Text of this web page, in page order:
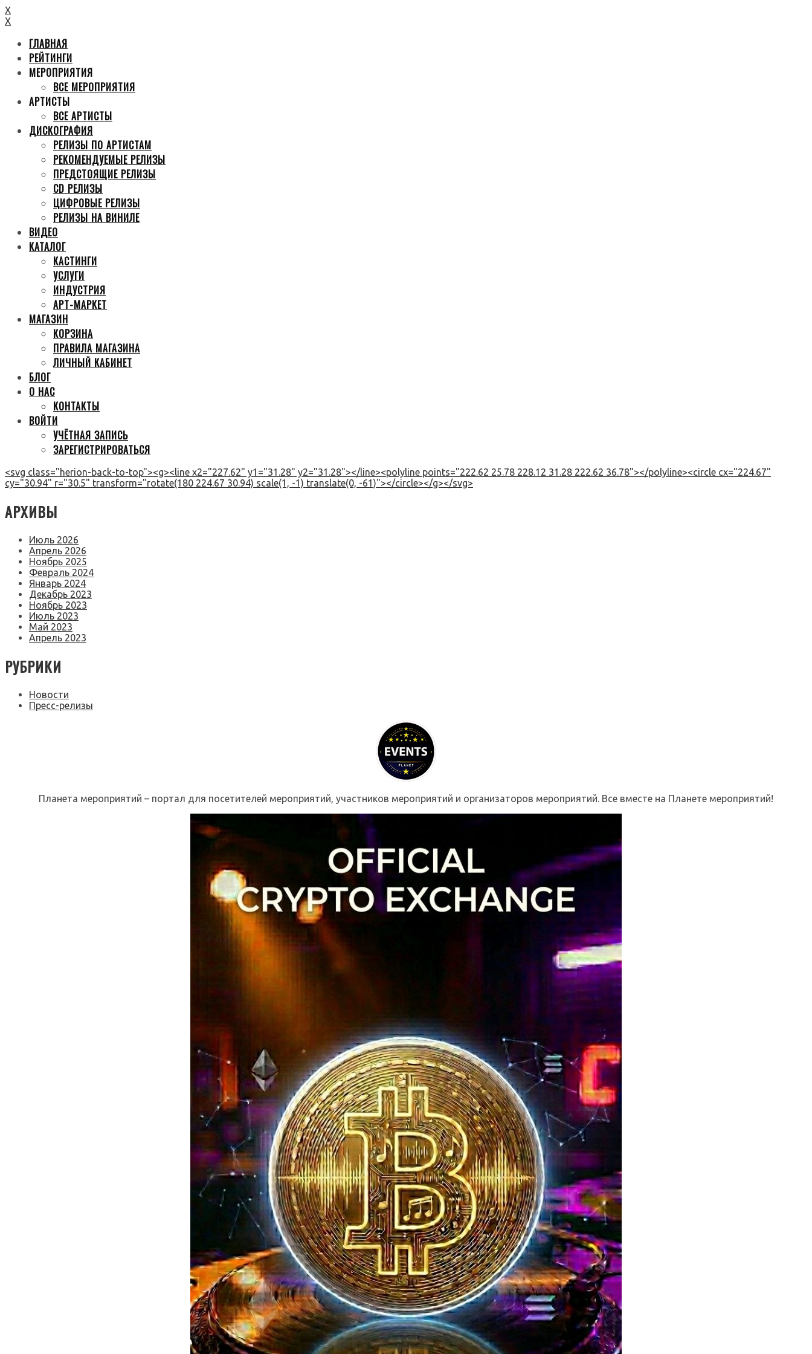
X
X
ГЛАВНАЯ
РЕЙТИНГИ
МЕРОПРИЯТИЯ
ВСЕ МЕРОПРИЯТИЯ
АРТИСТЫ
ВСЕ АРТИСТЫ
ДИСКОГРАФИЯ
РЕЛИЗЫ ПО АРТИСТАМ
РЕКОМЕНДУЕМЫЕ РЕЛИЗЫ
ПРЕДСТОЯЩИЕ РЕЛИЗЫ
CD РЕЛИЗЫ
ЦИФРОВЫЕ РЕЛИЗЫ
РЕЛИЗЫ НА ВИНИЛЕ
ВИДЕО
КАТАЛОГ
КАСТИНГИ
УСЛУГИ
ИНДУСТРИЯ
АРТ-МАРКЕТ
МАГАЗИН
КОРЗИНА
ПРАВИЛА МАГАЗИНА
ЛИЧНЫЙ КАБИНЕТ
БЛОГ
О НАС
КОНТАКТЫ
ВОЙТИ
УЧЁТНАЯ ЗАПИСЬ
ЗАРЕГИСТРИРОВАТЬСЯ
<svg class="herion-back-to-top"><g><line x2="227.62" y1="31.28" y2="31.28"></line><polyline points="222.62 25.78 228.12 31.28 222.62 36.78"></polyline><circle cx="224.67"
cy="30.94" r="30.5" transform="rotate(180 224.67 30.94) scale(1, -1) translate(0, -61)"></circle></g></svg>
АРХИВЫ
Июль 2026
Апрель 2026
Ноябрь 2025
Февраль 2024
Январь 2024
Декабрь 2023
Ноябрь 2023
Июль 2023
Май 2023
Апрель 2023
РУБРИКИ
Новости
Пресс-релизы
Планета мероприятий – портал для посетителей мероприятий, участников мероприятий и организаторов мероприятий. Все вместе на Планете мероприятий!